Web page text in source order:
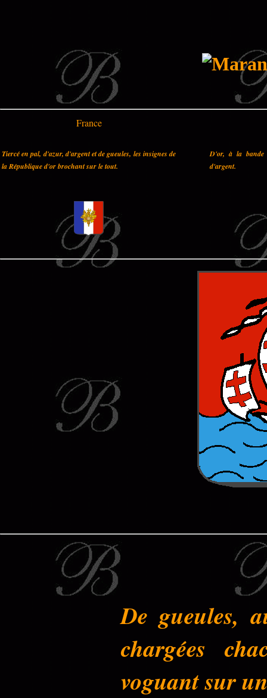
France
Tiercé en pal, d'azur, d'argent et de gueules, les insignes de
la République d'or brochant sur le tout.
D'or, à la bande
d'argent.
De gueules,
chargées
voguant sur